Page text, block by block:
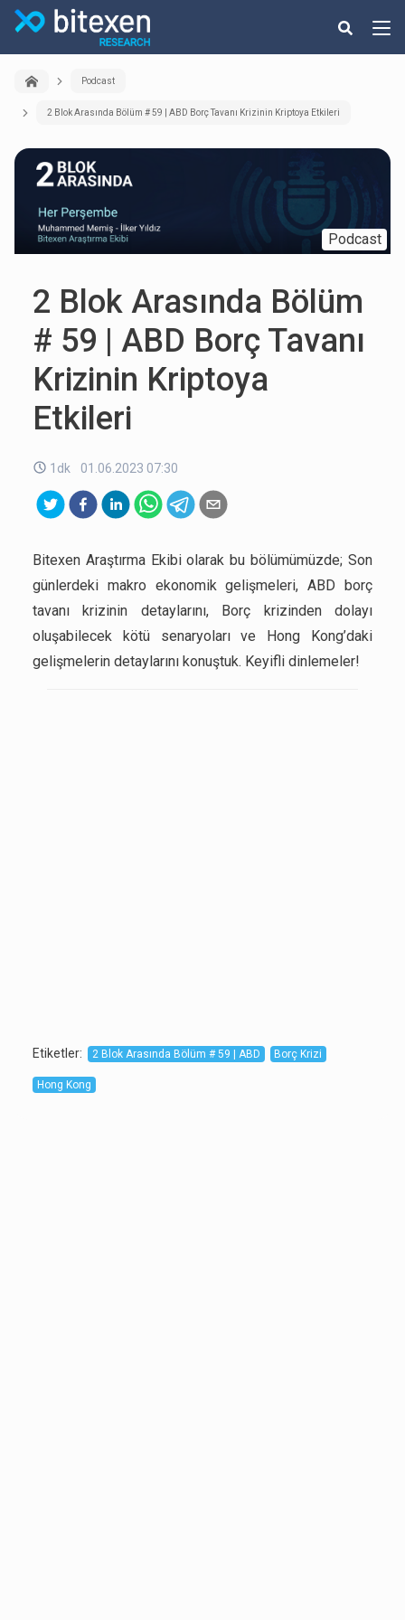
Podcast
2 Blok Arasında Bölüm # 59 | ABD Borç Tavanı Krizinin Kriptoya Etkileri
Podcast
2 Blok Arasında Bölüm
# 59 | ABD Borç Tavanı
Krizinin Kriptoya
Etkileri
1dk 01.06.2023 07:30
Bitexen Araştırma Ekibi olarak bu bölümümüzde; Son
günlerdeki makro ekonomik gelişmeleri, ABD borç
tavanı krizinin detaylarını, Borç krizinden dolayı
oluşabilecek kötü senaryoları ve Hong Kong’daki
gelişmelerin detaylarını konuştuk. Keyifli dinlemeler!
Etiketler: 2 Blok Arasında Bölüm # 59 | ABD Borç Krizi
Hong Kong